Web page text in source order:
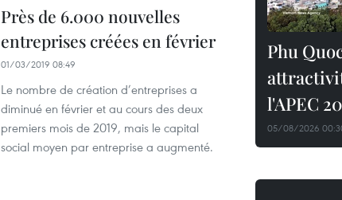
Près de 6.000 nouvelles
entreprises créées en février
01/03/2019 08:49
Le nombre de création d’entreprises a
diminué en février et au cours des deux
premiers mois de 2019, mais le capital
social moyen par entreprise a augmenté.
Phu
l'APEC
05/08/2026